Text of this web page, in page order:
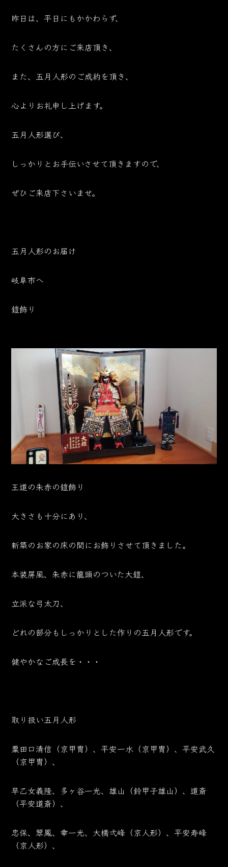
昨日は、平日にもかかわらず、
たくさんの方にご来店頂き、
また、五月人形のご成約を頂き、
心よりお礼申し上げます。
五月人形選び、
しっかりとお手伝いさせて頂きますので、
ぜひご来店下さいませ。
五月人形のお届け
岐阜市へ
鎧飾り
王道の朱赤の鎧飾り
大きさも十分にあり、
新築のお家の床の間にお飾りさせて頂きました。
本装屏風、朱赤に龍頭のついた大鎧、
立派な弓太刀、
どれの部分もしっかりとした作りの五月人形です。
健やかなご成長を・・・
取り扱い五月人形
粟田口清信（京甲冑）、平安一水（京甲冑）、平安武久
（京甲冑）、
早乙女義隆、多ヶ谷一光、雄山（鈴甲子雄山）、道斎
（平安道斎）、
忠保、翠鳳、幸一光、大橋弌峰（京人形）、平安寿峰
（京人形）、